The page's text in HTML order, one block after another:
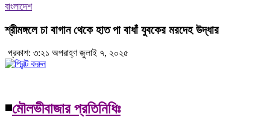
বাংলাদেশ
শ্রীমঙ্গলে চা বাগান থেকে হাত পা বাধাঁ যুবকের মরদেহ উদ্ধার
প্রকাশ: ৩:২১ অপরাহ্ণ জুলাই ৭, ২০২৫
◾মৌলভীবাজার প্রতিনিধিঃ